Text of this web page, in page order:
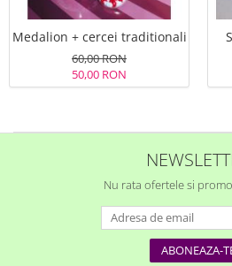
Medalion + cercei traditionali
60,00 RON
50,00 RON
Nu rata ofertele si